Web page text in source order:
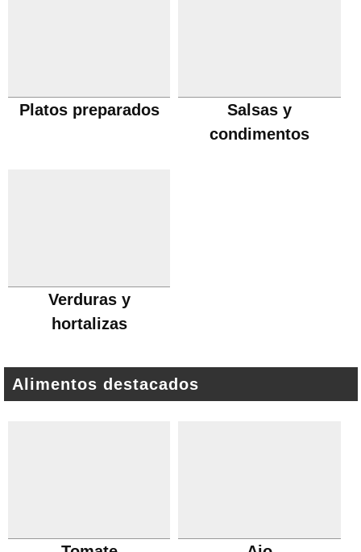
Platos preparados
Salsas y
condimentos
Verduras y
hortalizas
Alimentos destacados